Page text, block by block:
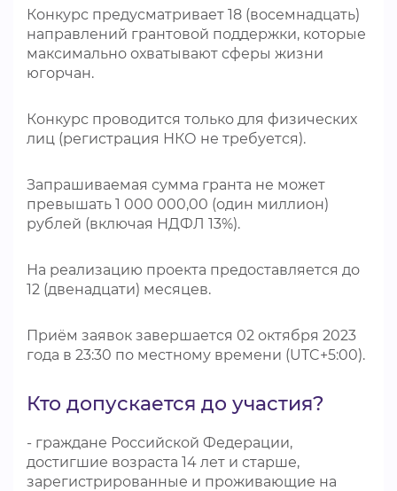
Конкурс предусматривает 18 (восемнадцать)
направлений грантовой поддержки, которые
максимально охватывают сферы жизни
югорчан.
Конкурс проводится только для физических
лиц (регистрация НКО не требуется).
Запрашиваемая сумма гранта не может
превышать 1 000 000,00 (один миллион)
рублей (включая НДФЛ 13%).
На реализацию проекта предоставляется до
12 (двенадцати) месяцев.
Приём заявок завершается 02 октября 2023
года в 23:30 по местному времени (UTC+5:00).
Кто допускается до участия?
- граждане Российской Федерации,
достигшие возраста 14 лет и старше,
зарегистрированные и проживающие на